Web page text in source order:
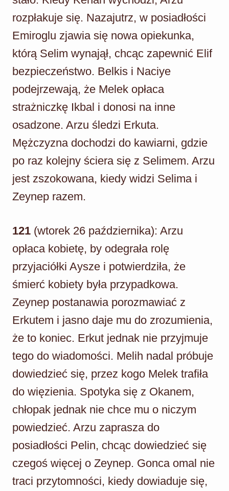
rozpłakuje się. Nazajutrz, w posiadłości
Emiroglu zjawia się nowa opiekunka,
którą Selim wynajął, chcąc zapewnić Elif
bezpieczeństwo. Belkis i Naciye
podejrzewają, że Melek opłaca
strażniczkę Ikbal i donosi na inne
osadzone. Arzu śledzi Erkuta.
Mężczyzna dochodzi do kawiarni, gdzie
po raz kolejny ściera się z Selimem. Arzu
jest zszokowana, kiedy widzi Selima i
Zeynep razem.
121 (wtorek 26 października): Arzu
opłaca kobietę, by odegrała rolę
przyjaciółki Aysze i potwierdziła, że
śmierć kobiety była przypadkowa.
Zeynep postanawia porozmawiać z
Erkutem i jasno daje mu do zrozumienia,
że to koniec. Erkut jednak nie przyjmuje
tego do wiadomości. Melih nadal próbuje
dowiedzieć się, przez kogo Melek trafiła
do więzienia. Spotyka się z Okanem,
chłopak jednak nie chce mu o niczym
powiedzieć. Arzu zaprasza do
posiadłości Pelin, chcąc dowiedzieć się
czegoś więcej o Zeynep. Gonca omal nie
traci przytomności, kiedy dowiaduje się,